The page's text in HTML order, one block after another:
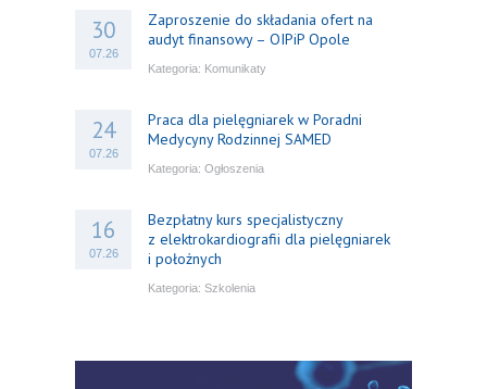
30
07.26
Zaproszenie do składania ofert na
audyt finansowy – OIPiP Opole
Kategoria: Komunikaty
24
07.26
Praca dla pielęgniarek w Poradni
Medycyny Rodzinnej SAMED
Kategoria: Ogłoszenia
16
07.26
Bezpłatny kurs specjalistyczny
z elektrokardiografii dla pielęgniarek
i położnych
Kategoria: Szkolenia
praktyki – aktualny konsensus ekspertów
w dostępie naczyniowym